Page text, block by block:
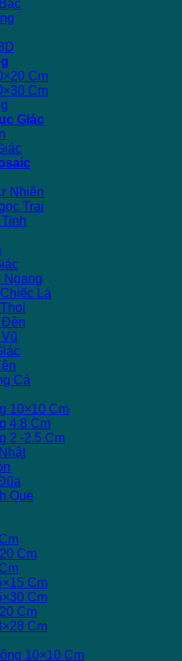
Cm
Cm
Giác
Nhiên
Trai
Ngang
Lá
Đèn
Cá
10×10 Cm
4.8 Cm
2 -2.5 Cm
Que
Cm
Cm
Cm
Cm
Cm
10×10 Cm